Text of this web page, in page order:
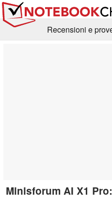
Recensioni e
Minisforum AI X1